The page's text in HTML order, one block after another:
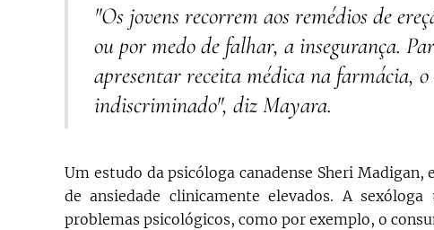
"Os jovens recorrem aos remédios de
ou por medo de falhar, a insegurança.
apresentar receita médica na farmácia, o
indiscriminado", diz Mayara.
Um estudo da psicóloga canadense Sheri
de ansiedade clinicamente elevados. A
problemas psicológicos, como por exemplo, o